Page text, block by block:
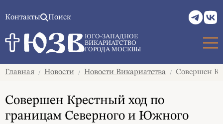
Контакты Поиск
ЮГО-ЗАПАДНОЕ
ВИКАРИАТСТВО
ГОРОДА МОСКВЫ
Главная / Новости / Новости Викариатства / Совершен
Совершен Крестный ход по
границам Северного и Южного